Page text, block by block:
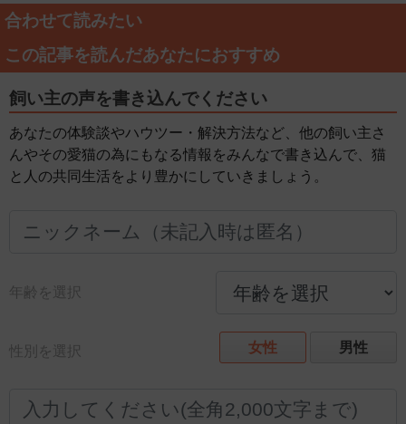
合わせて読みたい
この記事を読んだあなたにおすすめ
飼い主の声を書き込んでください
あなたの体験談やハウツー・解決方法など、他の飼い主さ
んやその愛猫の為にもなる情報をみんなで書き込んで、猫
と人の共同生活をより豊かにしていきましょう。
年齢を選択
性別を選択 女性 男性